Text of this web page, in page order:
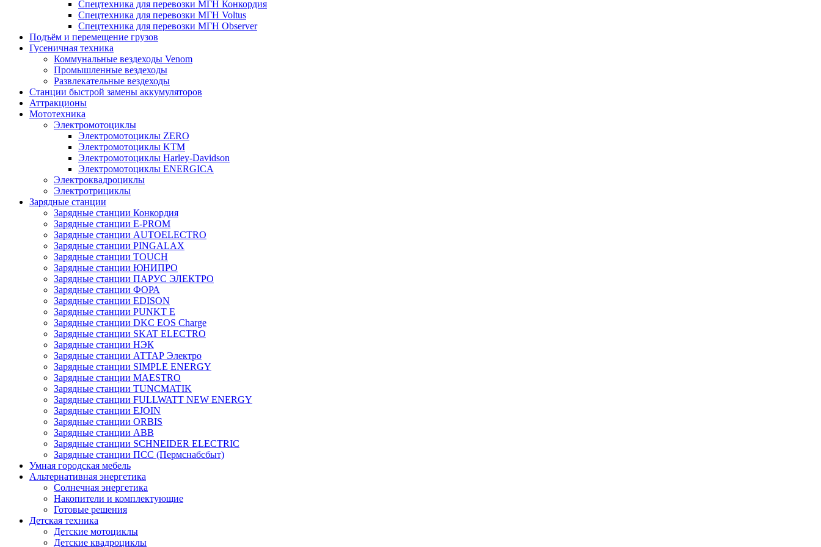
Спецтехника для перевозки МГН Конкордия
Спецтехника для перевозки МГН Voltus
Спецтехника для перевозки МГН Observer
Подъём и перемещение грузов
Гусеничная техника
Коммунальные вездеходы Venom
Промышленные вездеходы
Развлекательные вездеходы
Станции быстрой замены аккумуляторов
Аттракционы
Мототехника
Электромотоциклы
Электромотоциклы ZERO
Электромотоциклы KTM
Электромотоциклы Harley-Davidson
Электромотоциклы ENERGICA
Электроквадроциклы
Электротрициклы
Зарядные станции
Зарядные станции Конкордия
Зарядные станции E-PROM
Зарядные станции AUTOELECTRO
Зарядные станции PINGALAX
Зарядные станции TOUCH
Зарядные станции ЮНИПРО
Зарядные станции ПАРУС ЭЛЕКТРО
Зарядные станции ФОРА
Зарядные станции EDISON
Зарядные станции PUNKT E
Зарядные станции DKC EOS Charge
Зарядные станции SKAT ELECTRO
Зарядные станции НЭК
Зарядные станции АТТАР Электро
Зарядные станции SIMPLE ENERGY
Зарядные станции MAESTRO
Зарядные станции TUNCMATIK
Зарядные станции FULLWATT NEW ENERGY
Зарядные станции EJOIN
Зарядные станции ORBIS
Зарядные станции ABB
Зарядные станции SCHNEIDER ELECTRIC
Зарядные станции ПСС (Пермснабсбыт)
Умная городская мебель
Альтернативная энергетика
Солнечная энергетика
Накопители и комплектующие
Готовые решения
Детская техника
Детские мотоциклы
Детские квадроциклы